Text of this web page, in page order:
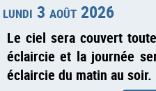
lundi 3 août 2026
Le ciel sera couvert
éclaircie et la journée
éclaircie du matin au soir.